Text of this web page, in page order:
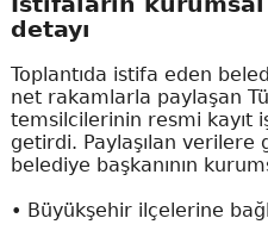
detayı
Toplantıda istifa eden
net rakamlarla paylaşan
temsilcilerinin resmi kayıt
getirdi. Paylaşılan verilere
belediye başkanının
• Büyükşehir ilçelerine